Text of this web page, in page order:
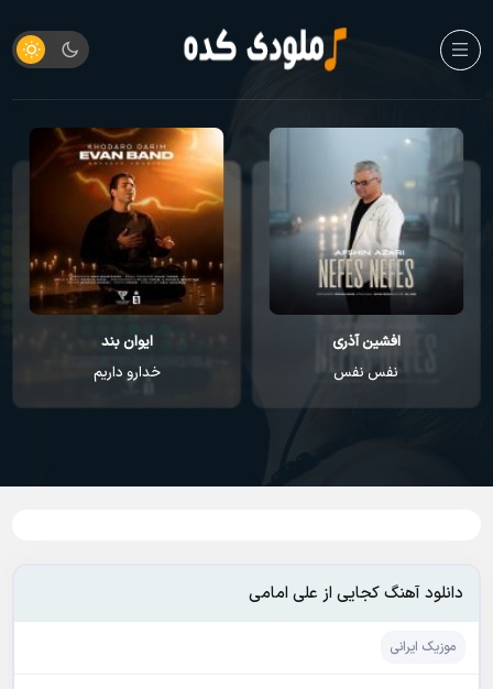
افشین آذری
نفس نفس
ایوان بند
خدارو داریم
دانلود آهنگ کجایی از علی امامی
موزیک ایرانی